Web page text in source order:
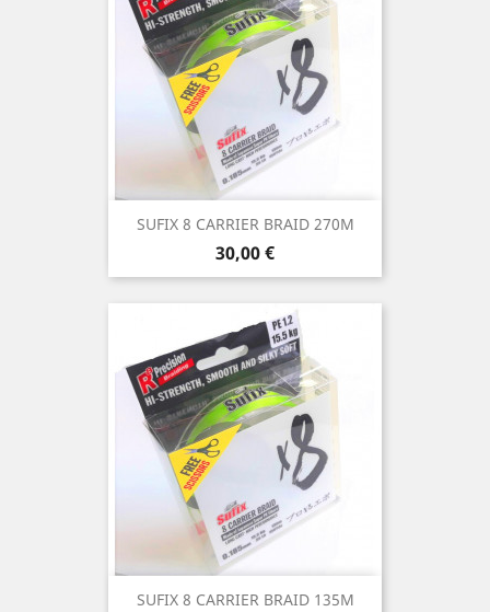
SUFIX 8 CARRIER BRAID 270M
Precio
30,00 €
SUFIX 8 CARRIER BRAID 135M